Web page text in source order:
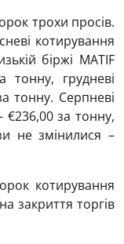
трохи просів.
котирування
біржі MATIF
грудневі
тонну. Серпневі
€236,00 за тонну,
не змінилися –
котирування
закриття торгів